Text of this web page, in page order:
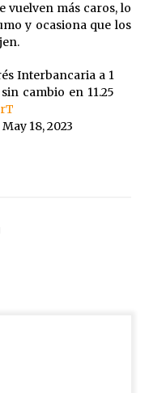
vuelven más caros, lo
y ocasiona que los
Interbancaria a 1
cambio en 11.25
May 18, 2023